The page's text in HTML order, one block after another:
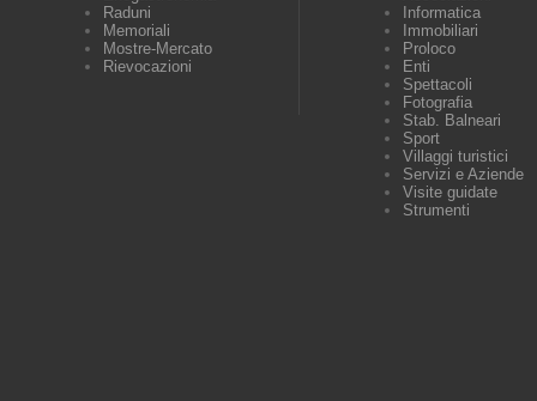
Raduni
Memoriali
Mostre-Mercato
Rievocazioni
Informatica
Immobiliari
Proloco
Enti
Spettacoli
Fotografia
Stab. Balneari
Sport
Villaggi turistici
Servizi e Aziende
Visite guidate
Strumenti